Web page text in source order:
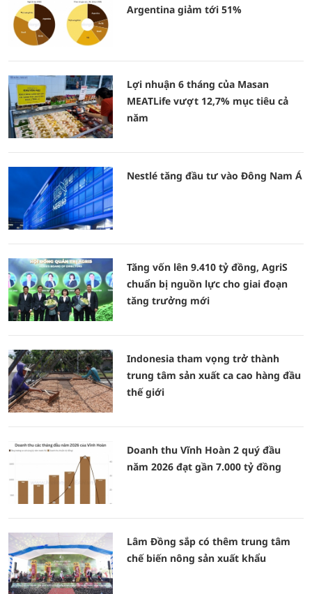
Argentina giảm tới 51%
Lợi nhuận 6 tháng của Masan
MEATLife vượt 12,7% mục tiêu cả
năm
Nestlé tăng đầu tư vào Đông Nam Á
Tăng vốn lên 9.410 tỷ đồng, AgriS
chuẩn bị nguồn lực cho giai đoạn
tăng trưởng mới
Indonesia tham vọng trở thành
trung tâm sản xuất ca cao hàng đầu
thế giới
Doanh thu Vĩnh Hoàn 2 quý đầu
năm 2026 đạt gần 7.000 tỷ đồng
Lâm Đồng sắp có thêm trung tâm
chế biến nông sản xuất khẩu